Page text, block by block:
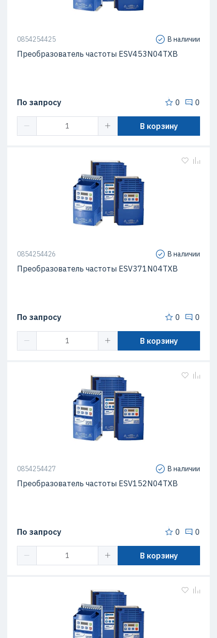
0854254425 В наличии
Преобразователь частоты ESV453N04TXB
По запросу 0 0
В корзину
0854254426 В наличии
Преобразователь частоты ESV371N04TXB
По запросу 0 0
В корзину
0854254427 В наличии
Преобразователь частоты ESV152N04TXB
По запросу 0 0
В корзину